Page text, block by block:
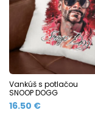
Vankúš s potlačou
SNOOP DOGG
16.50 €